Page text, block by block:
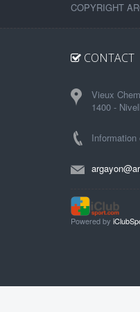
COPYRIGHT
CONTACT
Vieux
1400 -
Powered by